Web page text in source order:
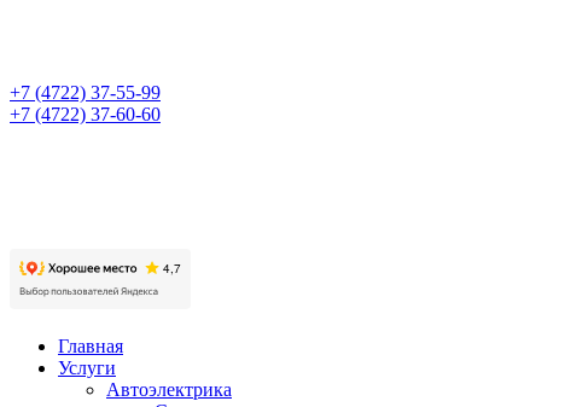
+7 (4722) 37-55-99
+7 (4722) 37-60-60
Главная
Услуги
Автоэлектрика